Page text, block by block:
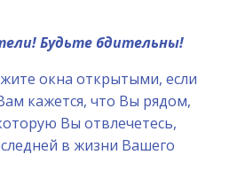
Будьте бдительны!
окна открытыми, если
кажется, что Вы рядом,
Вы отвлечетесь,
в жизни Вашего